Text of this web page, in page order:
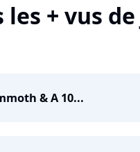
+ vus de
& A 10...